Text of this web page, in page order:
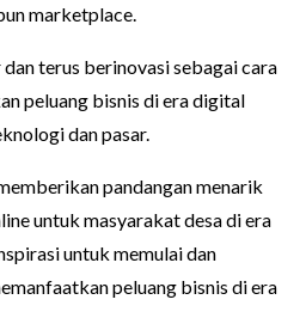
marketplace.
terus berinovasi sebagai cara
peluang bisnis di era digital
dan pasar.
pandangan menarik
untuk masyarakat desa di era
untuk memulai dan
peluang bisnis di era